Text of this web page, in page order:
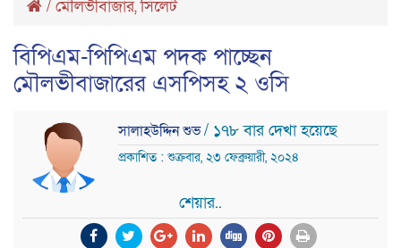
/ মৌলভীবাজার,সিলেট
বিপিএম-পিপিএম পদক পাচ্ছেন
মৌলভীবাজারের এসপিসহ ২ ওসি
সালাহউদ্দিন শুভ/ ১৭৮ বার দেখা হয়েছে
প্রকাশিত : শুক্রবার, ২৩ ফেব্রুয়ারী, ২০২৪
শেয়ার..